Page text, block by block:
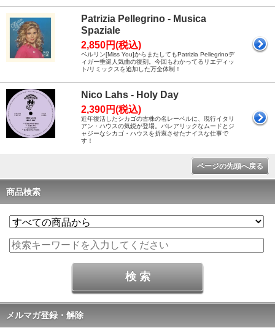
Patrizia Pellegrino - Musica
Spaziale
2,850円(税込)
ベルリン[Miss You]からまたしてもPatrizia Pellegrinoデ
ィガー垂涎人気曲の復刻。今回もわかってるリエディッ
ト/リミックスを追加した万全体制！
Nico Lahs - Holy Day
2,390円(税込)
近年復活したシカゴの古株の名レーベルに、現行イタリ
アン・ハウスの気鋭が登場。バレアリックなムードとジ
ャジーなシカゴ・ハウスを折衷させたナイスな仕事で
す！
ページの先頭へ戻る
商品検索
メルマガ登録・解除